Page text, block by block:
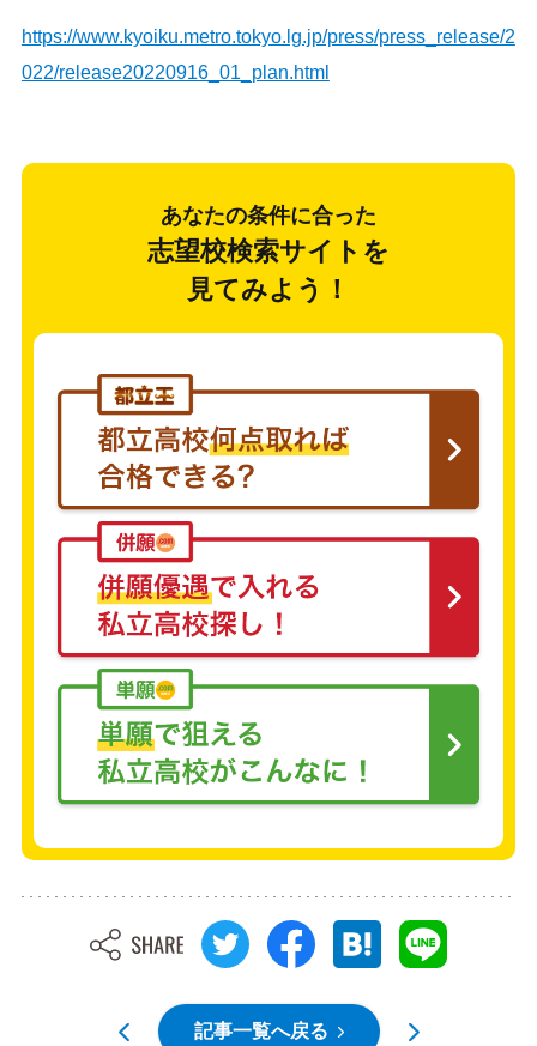
https://www.kyoiku.metro.tokyo.lg.jp/press/press_release/2
022/release20220916_01_plan.html
あなたの条件に合った
志望校検索サイトを
見てみよう！
記事一覧へ戻る